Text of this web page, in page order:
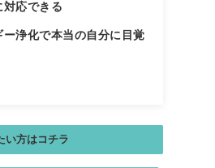
対応できる
浄化で本当の自分に目覚
い方はコチラ